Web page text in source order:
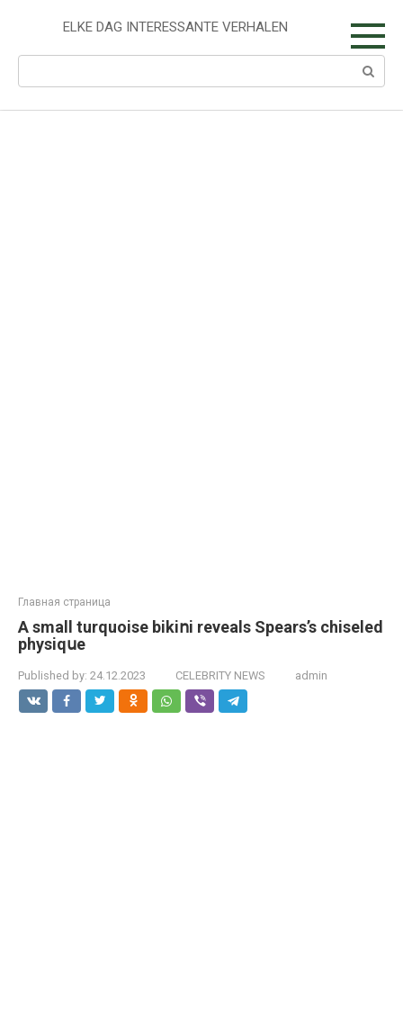
ELKE DAG INTERESSANTE VERHALEN
Search:
Главная страница
A small turquoise bikiոi reveals Spears’s chiseled
physiqսe
Published by: 24.12.2023 CELEBRITY NEWS admin